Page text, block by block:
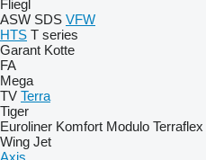
Fliegl
ASW SDS VFW
HTS T series
Garant Kotte
FA
Mega
TV Terra
Tiger
Euroliner Komfort Modulo Terraflex
Wing Jet
Axis